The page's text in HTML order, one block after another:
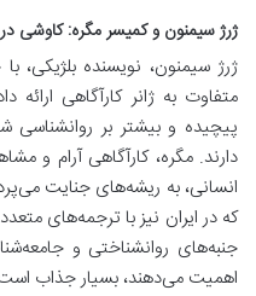
ژرژ سیمنون و کمیسر مگره: کاوشی در
ژرژ سیمنون، نویسنده
متفاوت به ژانر کارآگاهی
پیچیده و بیشتر بر
دارند. مگره، کارآگاهی آرام و
انسانی، به ریشه‌های جنایت
که در ایران نیز با ترجمه‌های
جنبه‌های روانشناختی و
اهمیت می‌دهند، بسیار جذاب